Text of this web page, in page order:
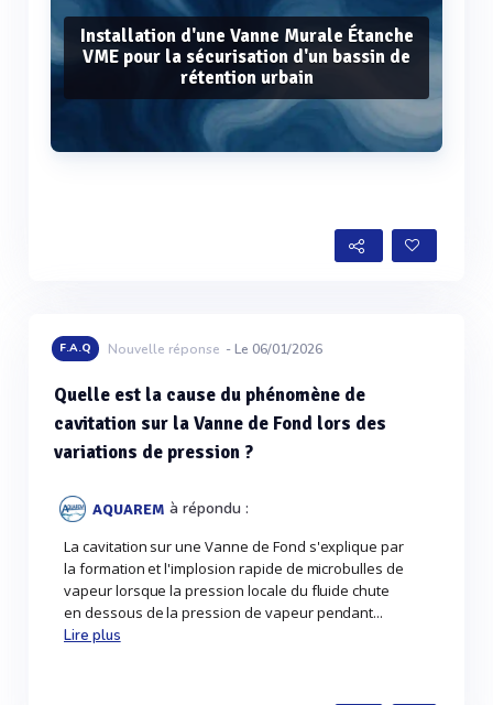
Installation d'une Vanne Murale Étanche
VME pour la sécurisation d'un bassin de
rétention urbain
F.A.Q Nouvelle réponse - Le 06/01/2026
Quelle est la cause du phénomène de
cavitation sur la Vanne de Fond lors des
variations de pression ?
AQUAREM à répondu :
La cavitation sur une Vanne de Fond s'explique par
la formation et l'implosion rapide de microbulles de
vapeur lorsque la pression locale du fluide chute
en dessous de la pression de vapeur pendant...
Lire plus